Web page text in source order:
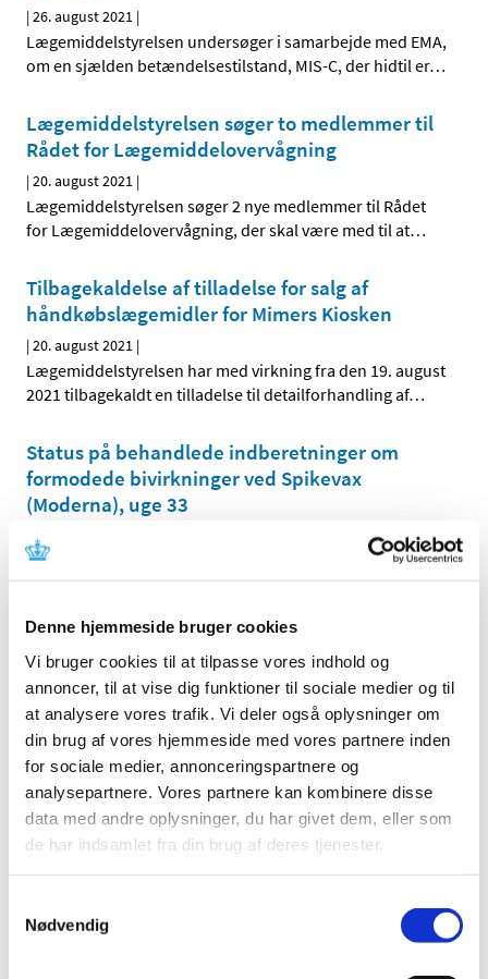
Denne hjemmeside bruger cookies
Vi bruger cookies til at tilpasse vores indhold og
annoncer, til at vise dig funktioner til sociale medier og til
at analysere vores trafik. Vi deler også oplysninger om
din brug af vores hjemmeside med vores partnere inden
for sociale medier, annonceringspartnere og
analysepartnere. Vores partnere kan kombinere disse
data med andre oplysninger, du har givet dem, eller som
de har indsamlet fra din brug af deres tjenester.
Nødvendig
|26. august 2021 |
Lægemiddelstyrelsen undersøger i samarbejde med EMA,
om en sjælden betændelsestilstand, MIS-C, der hidtil er…
Lægemiddelstyrelsen søger to medlemmer til
Rådet for Lægemiddelovervågning
|20. august 2021 |
Lægemiddelstyrelsen søger 2 nye medlemmer til Rådet
for Lægemiddelovervågning, der skal være med til at…
Tilbagekaldelse af tilladelse for salg af
håndkøbslægemidler for Mimers Kiosken
|20. august 2021 |
Lægemiddelstyrelsen har med virkning fra den 19. august
2021 tilbagekaldt en tilladelse til detailforhandling af…
Status på behandlede indberetninger om
formodede bivirkninger ved Spikevax
(Moderna), uge 33
19. august 2021
Lægemiddelstyrelsen har behandlet i alt 1.752
indberetninger om formodede bivirkninger ved…
Status på behandlede indberetninger om
formodede bivirkninger ved Comirnaty
(Pfizer/BioNTech), uge 33
19. august 2021
Lægemiddelstyrelsen har behandlet i alt 8.390
indberetninger om formodede bivirkninger ved
Status på behandlede indberetninger om
formodede bivirkninger ved Vaxzevria
|19. august 2021